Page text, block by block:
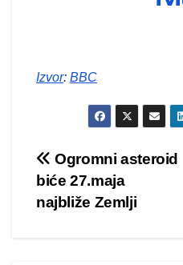
Izvor: BBC
Kretanje
članka
Ogromni asteroid
biće 27.maja
najbliže Zemlji